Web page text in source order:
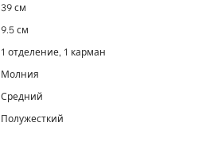
39 см
9.5 см
1 отделение, 1 карман
Молния
Средний
Полужесткий